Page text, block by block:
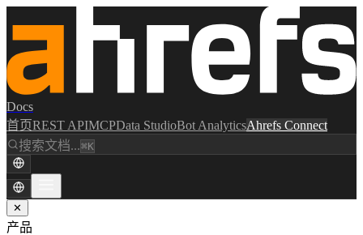
Docs
首页REST APIMCPData StudioBot AnalyticsAhrefs Connect
搜索文档...⌘K
✕
产品